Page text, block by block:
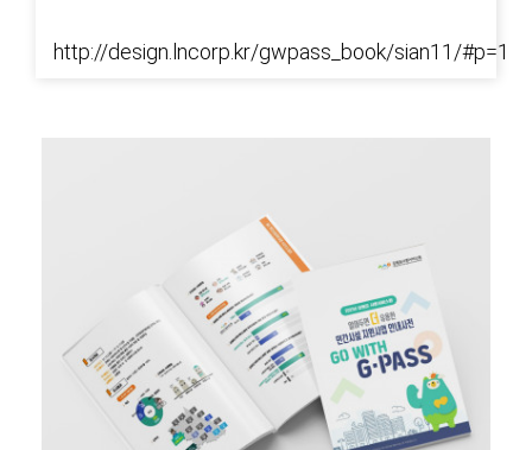
http://design.lncorp.kr/gwpass_book/sian11/#p=1